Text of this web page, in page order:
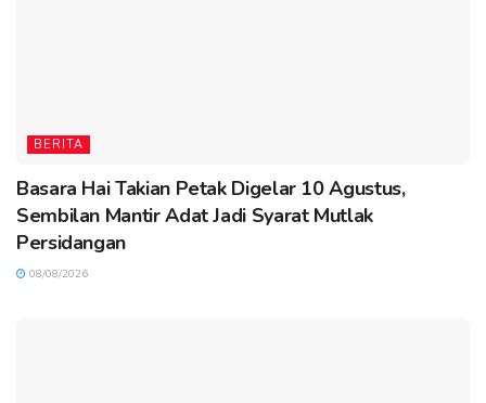
BERITA
Basara Hai Takian Petak Digelar 10 Agustus,
Sembilan Mantir Adat Jadi Syarat Mutlak
Persidangan
08/08/2026